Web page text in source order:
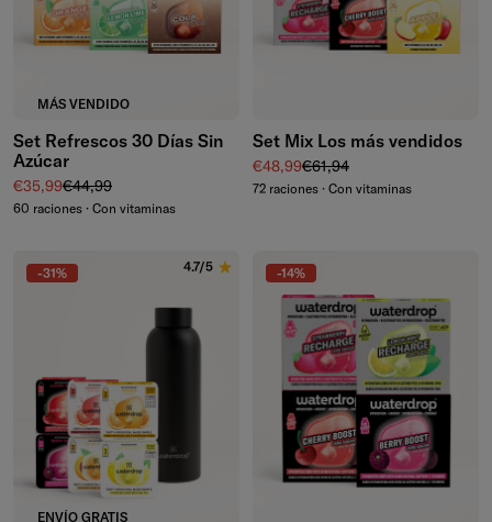
MÁS VENDIDO
Set Refrescos 30 Días Sin
Azúcar
Precio de venta
€35,99Precio normal
€44,99
60 raciones · Con vitaminas
Set Mix Los más vendidos
Precio de venta
€48,99Precio normal
€61,94
72 raciones · Con vitaminas
-31%
ENVÍO GRATIS
4.7/5 -14%